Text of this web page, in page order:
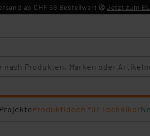
ab CHF 69 Bestellwert Jetzt zum
Produktideen für Techniker